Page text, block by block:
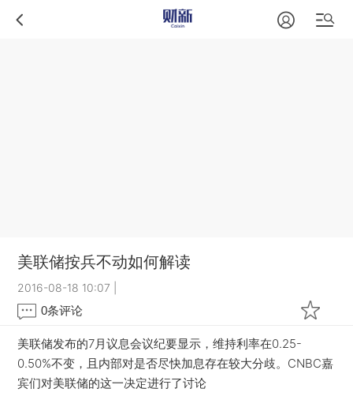
美联储按兵不动如何解读
2016-08-18 10:07
0条评论
美联储发布的7月议息会议纪要显示，维持利率在0.25-
0.50%不变，且内部对是否尽快加息存在较大分歧。CNBC嘉
宾们对美联储的这一决定进行了讨论